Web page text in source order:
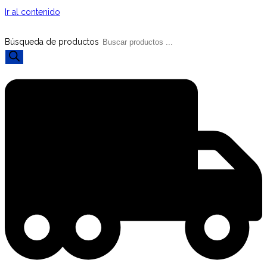
Ir al contenido
Búsqueda de productos